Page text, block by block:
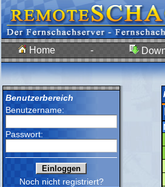
Home -
Benutzerbereich
Benutzername:
Passwort:
Noch nicht registriert?